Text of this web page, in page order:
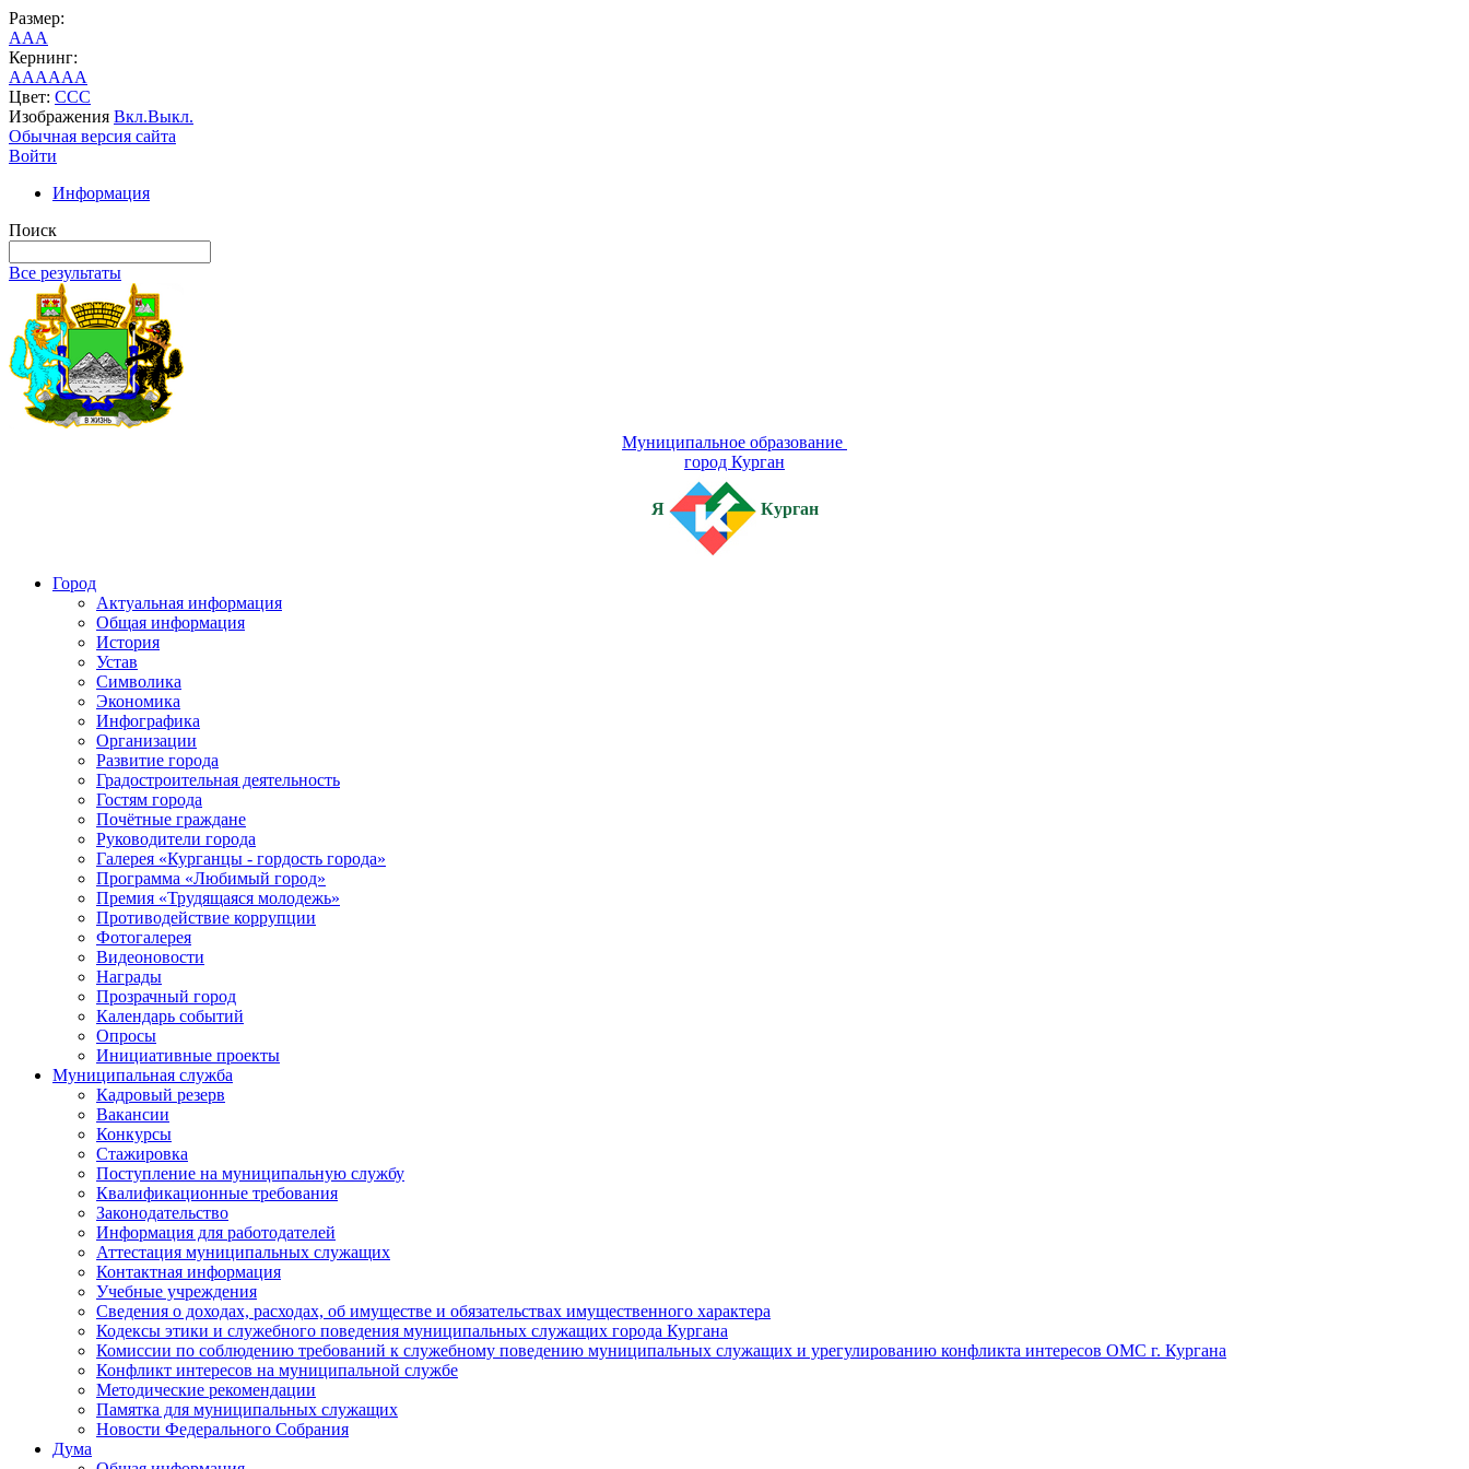
Размер:
AAA
Кернинг:
AAAAAA
Цвет: CCC
Изображения Вкл.Выкл.
Обычная версия сайта
Войти
Информация
Поиск
Все результаты
Муниципальное образование
город Курган
Я Курган
Город
Актуальная информация
Общая информация
История
Устав
Символика
Экономика
Инфографика
Организации
Развитие города
Градостроительная деятельность
Гостям города
Почётные граждане
Руководители города
Галерея «Курганцы - гордость города»
Программа «Любимый город»
Премия «Трудящаяся молодежь»
Противодействие коррупции
Фотогалерея
Видеоновости
Награды
Прозрачный город
Календарь событий
Опросы
Инициативные проекты
Муниципальная служба
Кадровый резерв
Вакансии
Конкурсы
Стажировка
Поступление на муниципальную службу
Квалификационные требования
Законодательство
Информация для работодателей
Аттестация муниципальных служащих
Контактная информация
Учебные учреждения
Сведения о доходах, расходах, об имуществе и обязательствах имущественного характера
Кодексы этики и служебного поведения муниципальных служащих города Кургана
Комиссии по соблюдению требований к служебному поведению муниципальных служащих и урегулированию конфликта интересов ОМС г. Кургана
Конфликт интересов на муниципальной службе
Методические рекомендации
Памятка для муниципальных служащих
Новости Федерального Cобрания
Дума